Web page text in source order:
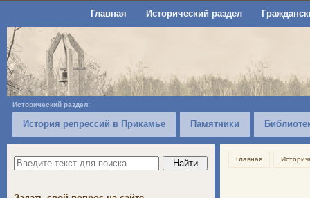
Главная Исторический раздел
Исторический раздел:
История репрессий в Прикамье Памятники
Главная